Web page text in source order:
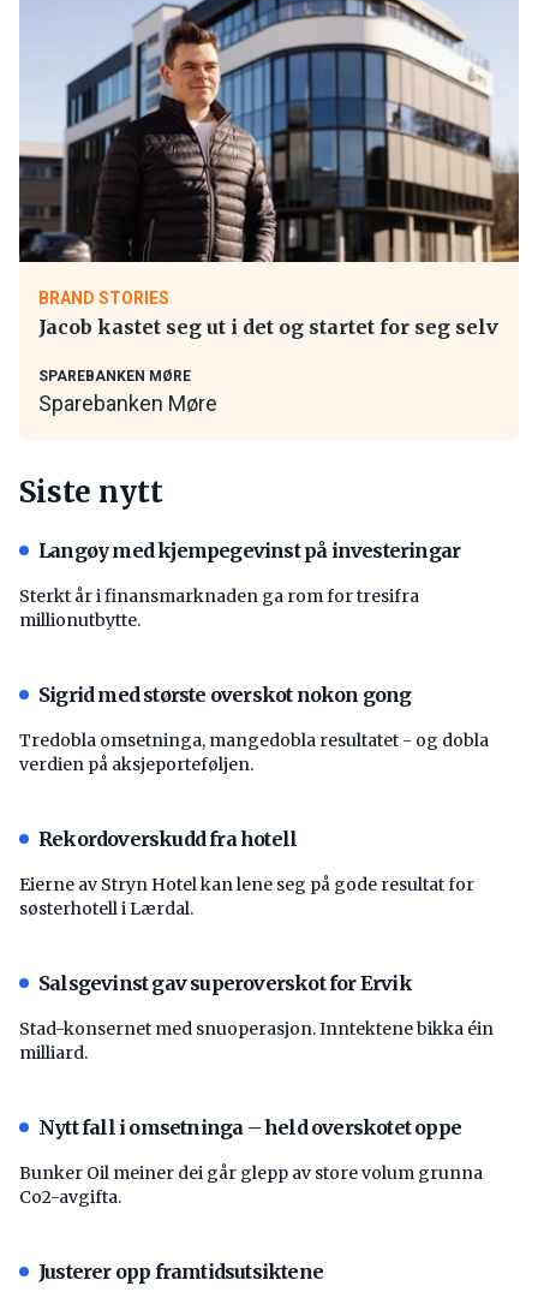
BRAND STORIES
Jacob kastet seg ut i det og startet for seg selv
SPAREBANKEN MØRE
Sparebanken Møre
Siste nytt
Langøy med kjempegevinst på investeringar
Sterkt år i finansmarknaden ga rom for tresifra
millionutbytte.
Sigrid med største overskot nokon gong
Tredobla omsetninga, mangedobla resultatet - og dobla
verdien på aksjeporteføljen.
Rekordoverskudd fra hotell
Eierne av Stryn Hotel kan lene seg på gode resultat for
søsterhotell i Lærdal.
Salsgevinst gav superoverskot for Ervik
Stad-konsernet med snuoperasjon. Inntektene bikka éin
milliard.
Nytt fall i omsetninga – held overskotet oppe
Bunker Oil meiner dei går glepp av store volum grunna
Co2-avgifta.
Justerer opp framtidsutsiktene